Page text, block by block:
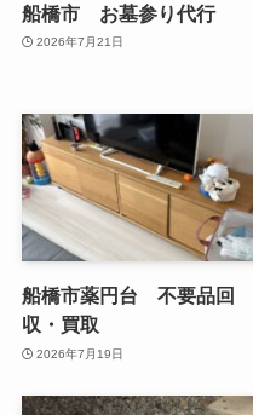
船橋市 お墓参り代行
2026年7月21日
船橋市薬円台 不要品回
収・買取
2026年7月19日